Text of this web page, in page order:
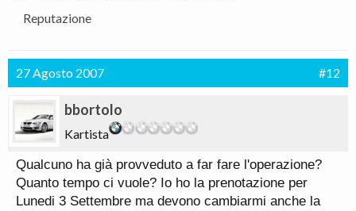
Reputazione
27 Agosto 2007 #12
bbortolo
Kartista
Qualcuno ha già provveduto a far fare l'operazione?
Quanto tempo ci vuole? Io ho la prenotazione per
Lunedi 3 Settembre ma devono cambiarmi anche la